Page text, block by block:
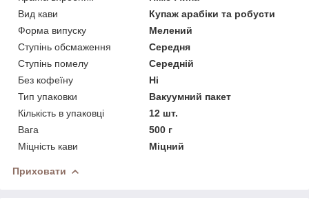
Вид кави
Купаж арабіки та робусти
Форма випуску
Мелений
Ступінь обсмаження
Середня
Ступінь помелу
Середній
Без кофеїну
Ні
Тип упаковки
Вакуумний пакет
Кількість в упаковці
12 шт.
Вага
500 г
Міцність кави
Міцний
Приховати